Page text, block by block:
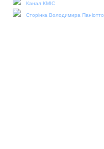
Канал КМІС
Сторінка Володимира Паніотто